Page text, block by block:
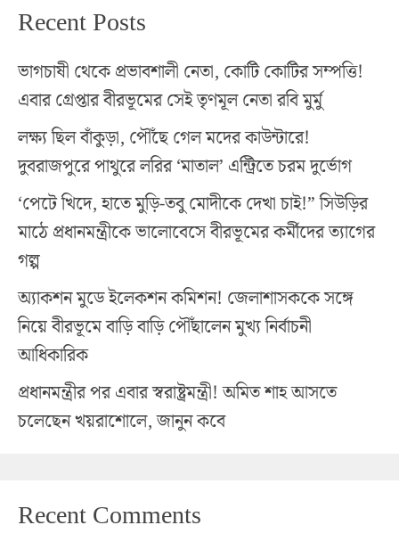
Recent Posts
ভাগচাষী থেকে প্রভাবশালী নেতা, কোটি কোটির সম্পত্তি!
এবার গ্রেপ্তার বীরভূমের সেই তৃণমূল নেতা রবি মুর্মু
লক্ষ্য ছিল বাঁকুড়া, পৌঁছে গেল মদের কাউন্টারে!
দুবরাজপুরে পাথুরে লরির ‘মাতাল’ এন্ট্রিতে চরম দুর্ভোগ
‘পেটে খিদে, হাতে মুড়ি-তবু মোদীকে দেখা চাই!” সিউড়ির
মাঠে প্রধানমন্ত্রীকে ভালোবেসে বীরভূমের কর্মীদের ত্যাগের
গল্প
অ্যাকশন মুডে ইলেকশন কমিশন! জেলাশাসককে সঙ্গে
নিয়ে বীরভূমে বাড়ি বাড়ি পৌঁছালেন মুখ্য নির্বাচনী
আধিকারিক
প্রধানমন্ত্রীর পর এবার স্বরাষ্ট্রমন্ত্রী! অমিত শাহ আসতে
চলেছেন খয়রাশোলে, জানুন কবে
Recent Comments